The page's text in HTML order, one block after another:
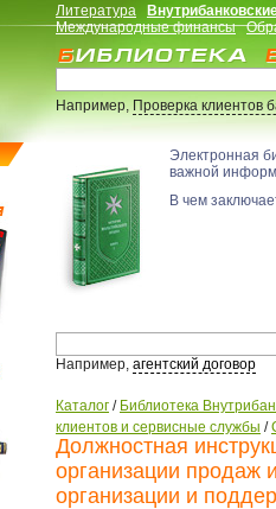
Литература
Международные финансы
Например,Проверка клиентов
Электронная
важной
В чем
Например, агентский договор
Каталог / Библиотека
клиентов и сервисные службы /
Должностная
организации продаж
организации и